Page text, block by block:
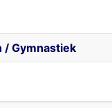
/ Gymnastiek